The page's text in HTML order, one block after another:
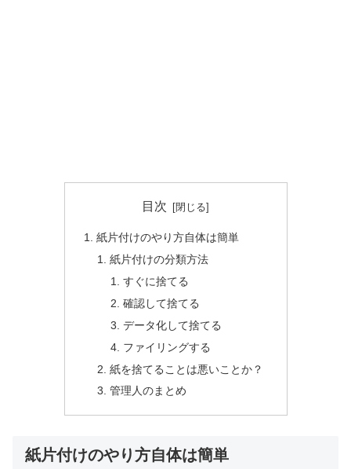
目次
紙片付けのやり方自体は簡単
紙片付けの分類方法
すぐに捨てる
確認して捨てる
データ化して捨てる
ファイリングする
紙を捨てることは悪いことか？
管理人のまとめ
紙片付けのやり方自体は簡単